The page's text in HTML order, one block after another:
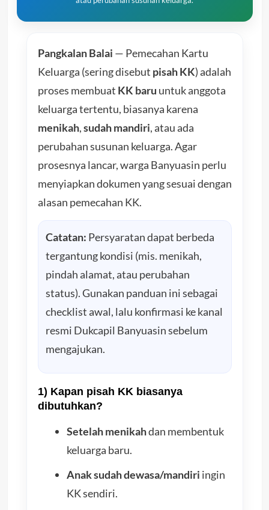
Pangkalan Balai — Pemecahan Kartu
Keluarga (sering disebut pisah KK) adalah
proses membuat KK baru untuk anggota
keluarga tertentu, biasanya karena
menikah,sudah mandiri, atau ada
perubahan susunan keluarga. Agar
prosesnya lancar, warga Banyuasin perlu
menyiapkan dokumen yang sesuai dengan
alasan pemecahan KK.
Catatan: Persyaratan dapat berbeda
tergantung kondisi (mis. menikah,
pindah alamat, atau perubahan
status). Gunakan panduan ini sebagai
checklist awal, lalu konfirmasi ke kanal
resmi Dukcapil Banyuasin sebelum
mengajukan.
1) Kapan pisah KK biasanya
dibutuhkan?
Setelah menikahdan membentuk
keluarga baru.
Anak sudah dewasa/mandiri ingin
KK sendiri.